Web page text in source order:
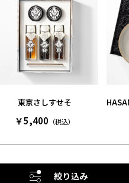
東京さしすせそ
￥5,400 （税込）
絞り込み